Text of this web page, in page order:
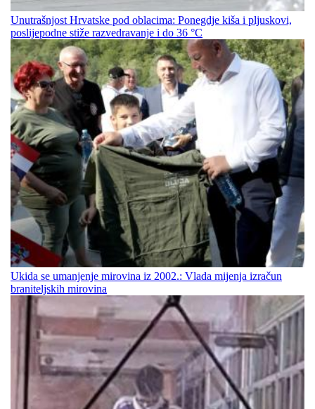
Unutrašnjost Hrvatske pod oblacima: Ponegdje kiša i pljuskovi,
poslijepodne stiže razvedravanje i do 36 °C
Ukida se umanjenje mirovina iz 2002.: Vlada mijenja izračun
braniteljskih mirovina